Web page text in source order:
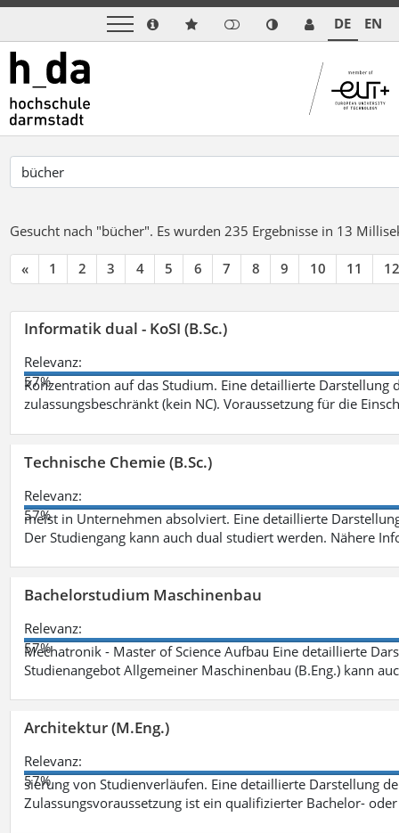
DE EN
Gesucht nach "bücher". Es wurden 235 Ergebnisse in 13
« 1 2 3 4 5 6 7 8 9 10 11 12
Informatik dual - KoSI (B.Sc.)
Relevanz:
57%
Konzentration auf das Studium. Eine detaillierte
zulassungsbeschränkt (kein NC). Voraussetzung für die
Technische Chemie (B.Sc.)
Relevanz:
57%
meist in Unternehmen absolviert. Eine detaillierte
Der Studiengang kann auch dual studiert werden. Nähere
Bachelorstudium Maschinenbau
Relevanz:
57%
Mechatronik - Master of Science Aufbau Eine detaillierte
Studienangebot Allgemeiner Maschinenbau (B.Eng.) kann
Architektur (M.Eng.)
Relevanz:
57%
sierung von Studienverläufen. Eine detaillierte Darstellung
Zulassungsvoraussetzung ist ein qualifizierter Bachelor-